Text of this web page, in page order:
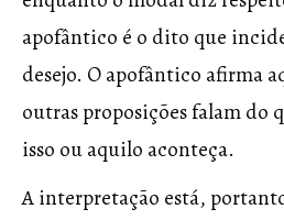
apofântico é o dito que
desejo. O apofântico afirma
outras proposições falam do
isso ou aquilo aconteça.
A interpretação está,